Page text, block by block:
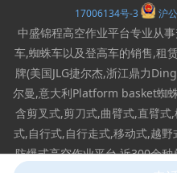
17006134号-3
沪
中盛锦程高空作业平台专业从
车,蜘蛛车以及登高车的销售,租
牌(美国JLG捷尔杰,浙江鼎力
尔曼,意大利Platform basket蜘
含剪叉式,剪刀式,曲臂式,直臂
式,自行式,自行走式,移动式,越
防爆式高空作业平台,近300余